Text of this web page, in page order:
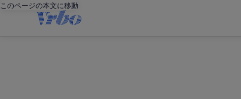
このページの本文に移動